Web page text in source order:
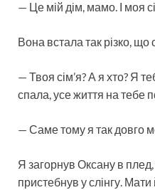
— Це мій дім, мамо. І моя
Вона встала так різко, що
— Твоя сім’я? А я хто? Я
спала, усе життя на тебе
— Саме тому я так довго
Я загорнув Оксану в плед,
пристебнув у слінгу.